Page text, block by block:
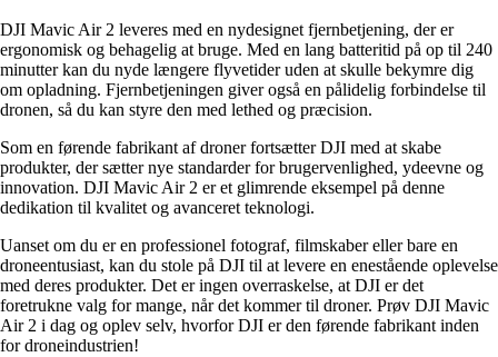
DJI Mavic Air 2 leveres med en nydesignet fjernbetjening, der er
ergonomisk og behagelig at bruge. Med en lang batteritid på op til 240
minutter kan du nyde længere flyvetider uden at skulle bekymre dig
om opladning. Fjernbetjeningen giver også en pålidelig forbindelse til
dronen, så du kan styre den med lethed og præcision.
Som en førende fabrikant af droner fortsætter DJI med at skabe
produkter, der sætter nye standarder for brugervenlighed, ydeevne og
innovation. DJI Mavic Air 2 er et glimrende eksempel på denne
dedikation til kvalitet og avanceret teknologi.
Uanset om du er en professionel fotograf, filmskaber eller bare en
droneentusiast, kan du stole på DJI til at levere en enestående oplevelse
med deres produkter. Det er ingen overraskelse, at DJI er det
foretrukne valg for mange, når det kommer til droner. Prøv DJI Mavic
Air 2 i dag og oplev selv, hvorfor DJI er den førende fabrikant inden
for droneindustrien!